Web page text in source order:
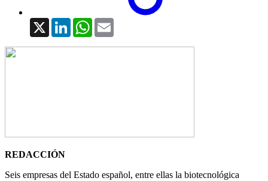
X LinkedInWhatsApp
REDACCIÓN
Seis empresas del Estado español, entre ellas la biotecnológica